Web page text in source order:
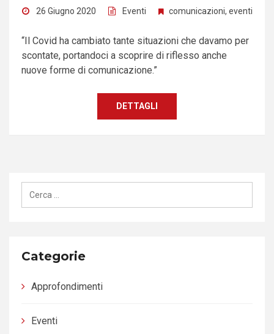
26 Giugno 2020 Eventi comunicazioni, eventi
“Il Covid ha cambiato tante situazioni che davamo per
scontate, portandoci a scoprire di riflesso anche
nuove forme di comunicazione.”
DETTAGLI
Ricerca
Categorie
Approfondimenti
Eventi